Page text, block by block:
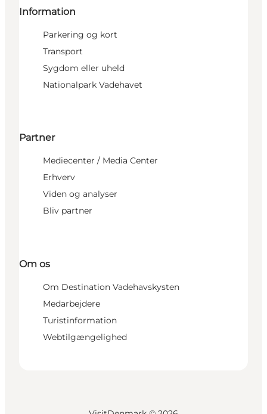
Information
Parkering og kort
Transport
Sygdom eller uheld
Nationalpark Vadehavet
Partner
Mediecenter / Media Center
Erhverv
Viden og analyser
Bliv partner
Om os
Om Destination Vadehavskysten
Medarbejdere
Turistinformation
Webtilgængelighed